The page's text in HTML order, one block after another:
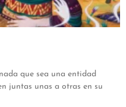
que sea una entidad
juntas unas a otras en su